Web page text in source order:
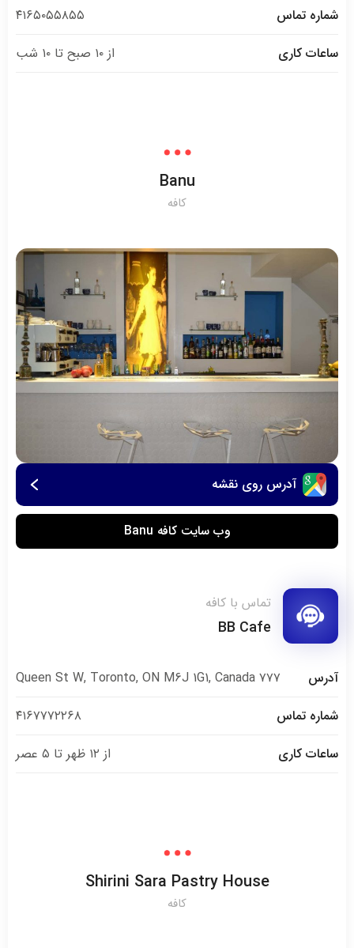
شماره تماس
۴۱۶۵۰۵۵۸۵۵
ساعات کاری
از ۱۰ صبح تا ۱۰ شب
Banu
کافه
آدرس روی نقشه
وب سایت کافه Banu
تماس با کافه
BB Cafe
آدرس
۷۷۷ Queen St W, Toronto, ON M6J 1G1, Canada
شماره تماس
۴۱۶۷۷۷۲۲۶۸
ساعات کاری
از ۱۲ ظهر تا ۵ عصر
Shirini Sara Pastry House
کافه